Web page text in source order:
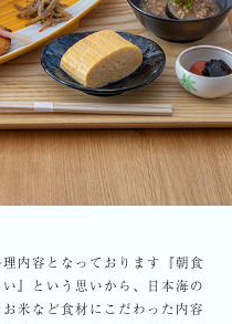
内容となっております『朝食
』という思いから、日本海の
米など食材にこだわった内容